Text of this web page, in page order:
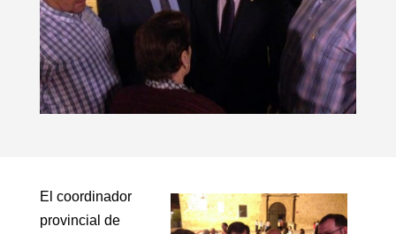
El coordinador
provincial de